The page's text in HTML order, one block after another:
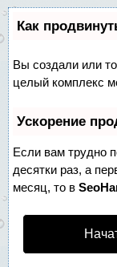
Как
Вы создали или
целый комплекс
Ускорение
Если вам трудно
десятки раз, а
месяц, то в